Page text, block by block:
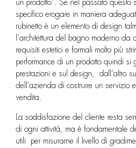
un prodotto”. Se nel passato questo
specifico erogare in maniera
rubinetto è un elemento di design
l’architettura del bagno moderno da
requisiti estetici e formali molto più
performance di un prodotto quindi si
prestazioni e sul design, dall’altro
dell’azienda di costruire un servizio
vendita.
La soddisfazione del cliente resta
di ogni attività, ma è fondamentale
utili per misurarne il livello di